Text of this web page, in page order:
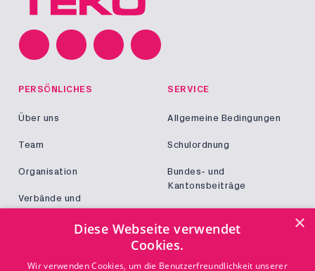
PERSÖNLICHES
Über uns
Team
Organisation
Verbände und
SERVICE
Allgemeine Bedingungen
Schulordnung
Bundes- und
Kantonsbeiträge
KONTAKT
×
Diese Webseite verwendet
Cookies.
Wir verwenden Cookies, um die Benutzerfreundlichkeit unserer